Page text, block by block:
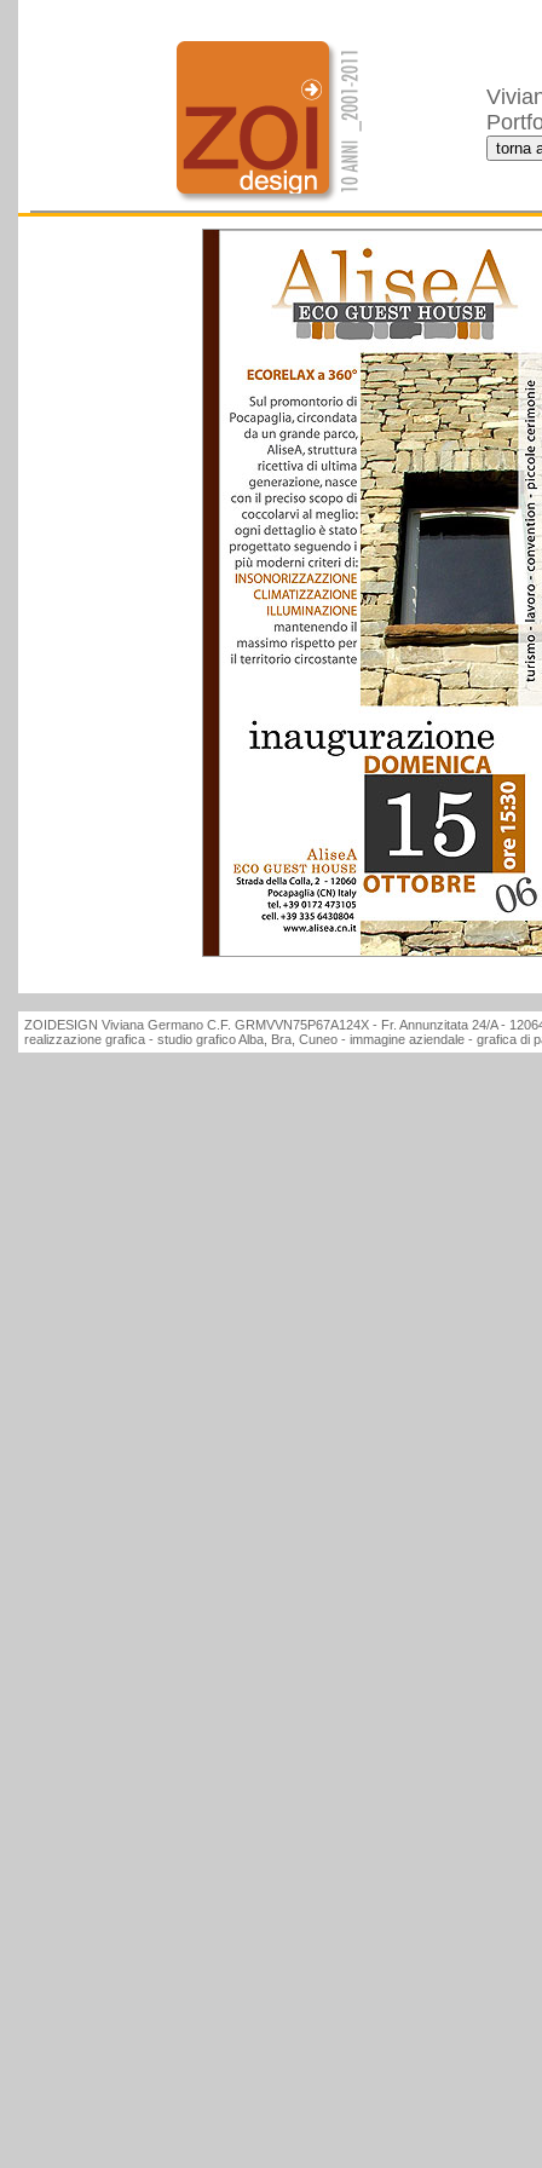
ZOIDESIGN Viviana Germano C.F. GRMVVN75P67A124X - Fr. Annunzitata 24/A -
realizzazione grafica - studio grafico Alba, Bra, Cuneo - immagine aziendale - grafica di
moncler outlet moncler outlet moncler outlet moncler outlet moncler outlet Ralph Lauren